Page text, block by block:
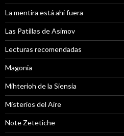
La mentira está ahi fuera
Las Patillas de Asimov
Lecturas recomendadas
Magonia
Mihterioh de la Siensia
Misterios del Aire
Note Zetetiche